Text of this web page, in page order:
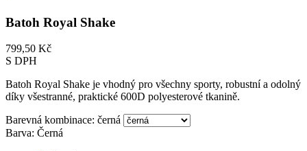
Batoh Royal Shake
799,50 Kč
S DPH
Batoh Royal Shake je vhodný pro všechny sporty, robustní a odolný
díky všestranné, praktické 600D polyesterové tkanině.
Barevná kombinace: černá
Barva: Černá